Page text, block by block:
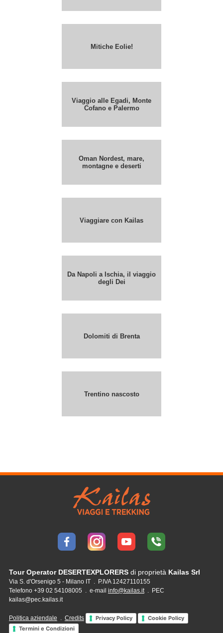
Mitiche Eolie!
Viaggio alle Egadi, Monte
Cofano e Palermo
Oman Nordest, mare,
montagne e deserti
Viaggiare con Kailas
Da Napoli a Ischia, il viaggio
degli Dei
Dolomiti di Brenta
Trentino nascosto
Tour Operator DESERTEXPLORERSdi proprietà Kailas Srl
Via S. d'Orsenigo 5 - Milano IT . P.IVA 12427110155
Telefono +39 02 54108005 . e-mail info@kailas.it. PEC
kailas@pec.kailas.it
Politica aziendale . Credits Privacy Policy
Cookie Policy
Termini e Condizioni